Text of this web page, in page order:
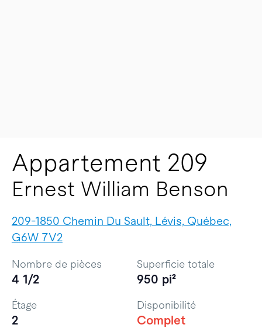
Appartement 209
Ernest William Benson
209-1850 Chemin Du Sault, Lévis, Québec,
G6W 7V2
Nombre de pièces
4 1/2
Superficie totale
950 pi²
Étage
2
Disponibilité
Complet